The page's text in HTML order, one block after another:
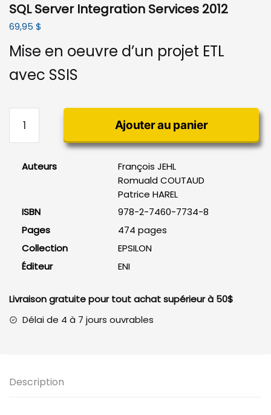
SQL Server Integration Services 2012
69,95 $
Mise en oeuvre d’un projet ETL
avec SSIS
SQL
Integration
Ajouter au panier
Auteurs
François JEHL
Romuald COUTAUD
Patrice HAREL
ISBN
978-2-7460-7734-8
Pages
474 pages
Collection
EPSILON
Éditeur
ENI
Livraison gratuite pour tout achat supérieur à 50$
Délai de 4 à 7 jours ouvrables
Description